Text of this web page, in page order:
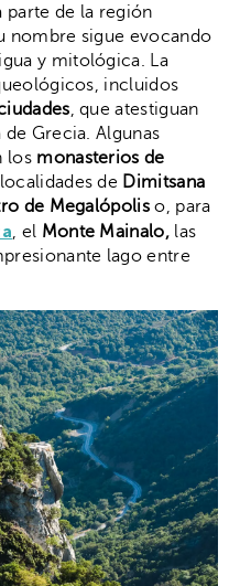
parte de la región
nombre sigue evocando
y mitológica. La
incluidos
, que atestiguan
Grecia. Algunas
los monasterios de
de Dimitsana
de Megalópolis o, para
, el Monte Mainalo, las
lago entre